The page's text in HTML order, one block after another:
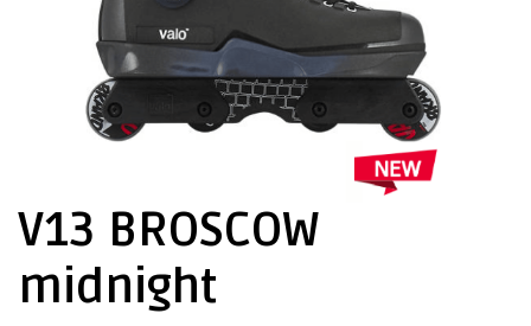
V13 BROSCOW
midnight